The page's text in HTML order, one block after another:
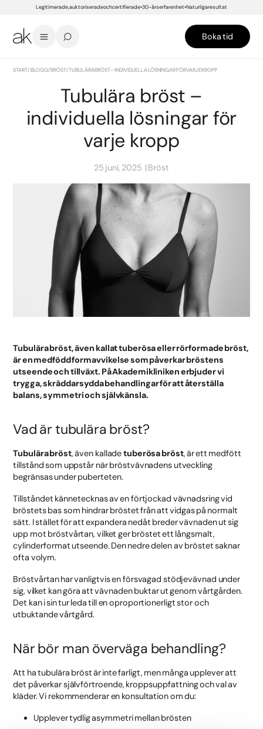
Legitimerade, auktoriserade och certifierade 30-års erfarenhet Naturliga resultat
Boka tid
START/BLOGG/BRÖST/TUBULÄRA BRÖST – INDIVIDUELLA LÖSNINGAR FÖR VARJE KROPP
Tubulära bröst –
individuella lösningar för
varje kropp
25 juni, 2025 Bröst
Tubulära bröst, även kallat tuberösa eller rörformade bröst,
är en medfödd formavvikelse som påverkar bröstens
utseende och tillväxt. På Akademikliniken erbjuder vi
trygga, skräddarsydda behandlingar för att återställa
balans, symmetri och självkänsla.
Vad är tubulära bröst?
Tubulära bröst, även kalladetuberösa bröst, är ett medfött
tillstånd som uppstår när bröstvävnadens utveckling
begränsas under puberteten.
Tillståndet kännetecknas av en förtjockad vävnadsring vid
bröstets bas som hindrar bröstet från att vidgas på normalt
sätt. I stället för att expandera nedåt breder vävnaden ut sig
upp mot bröstvårtan, vilket ger bröstet ett långsmalt,
cylinderformat utseende. Den nedre delen av bröstet saknar
ofta volym.
Bröstvårtan har vanligtvis en försvagad stödjevävnad under
sig, vilket kan göra att vävnaden buktar ut genom vårtgården.
Det kan i sin tur leda till en oproportionerligt stor och
utbuktande vårtgård.
När bör man överväga behandling?
Att ha tubulära bröst är inte farligt, men många upplever att
det påverkar självförtroende, kroppsuppfattning och val av
kläder. Vi rekommenderar en konsultation om du:
Upplever tydlig asymmetri mellan brösten